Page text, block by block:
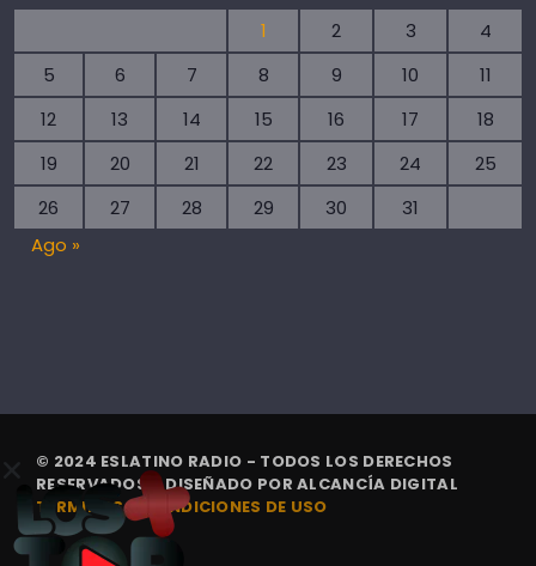
1
2 3
4
5
6 7 8 9 10
11
12
13 14 15 16 17
18
19
20 21 22 23 24
25
26
27 28 29 30
31
Ago »
© 2024 ESLATINO RADIO - TODOS LOS DERECHOS
RESERVADOS. | DISEÑADO PORALCANCÍA DIGITAL
TÉRMINOS Y CONDICIONES DE USO